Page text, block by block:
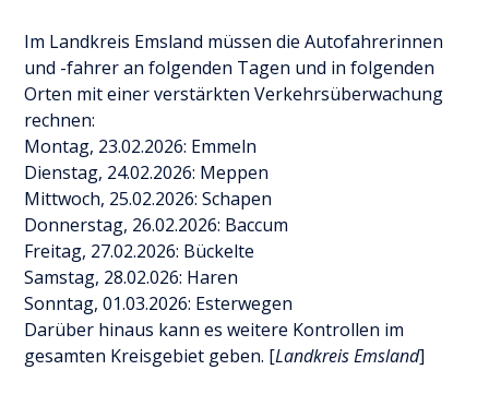
Im Landkreis Emsland müssen die Autofahrerinnen
und -fahrer an folgenden Tagen und in folgenden
Orten mit einer verstärkten Verkehrsüberwachung
rechnen:
Montag, 23.02.2026: Emmeln
Dienstag, 24.02.2026: Meppen
Mittwoch, 25.02.2026: Schapen
Donnerstag, 26.02.2026: Baccum
Freitag, 27.02.2026: Bückelte
Samstag, 28.02.026: Haren
Sonntag, 01.03.2026: Esterwegen
Darüber hinaus kann es weitere Kontrollen im
gesamten Kreisgebiet geben. [Landkreis Emsland]